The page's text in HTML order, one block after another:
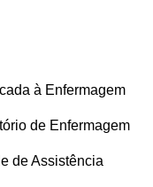
à Enfermagem
de Enfermagem
de Assistência